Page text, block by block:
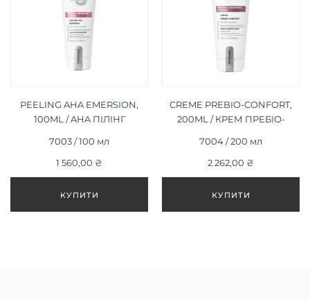
PEELING AHA EMERSION,
100ML / AHA ПІЛІНГ
7003 / 100 мл
1 560,00 ₴
CREME PREBIO-CONFORT,
200ML / КРЕМ ПРЕБІО-
7004 / 200 мл
2 262,00 ₴